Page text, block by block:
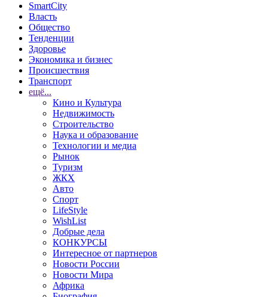
SmartCity
Власть
Общество
Тенденции
Здоровье
Экономика и бизнес
Происшествия
Транспорт
ещё...
Кино и Культура
Недвижимость
Строительство
Наука и образование
Технологии и медиа
Рынок
Туризм
ЖКХ
Авто
Спорт
LifeStyle
WishList
Добрые дела
КОНКУРСЫ
Интересное от партнеров
Новости России
Новости Мира
Африка